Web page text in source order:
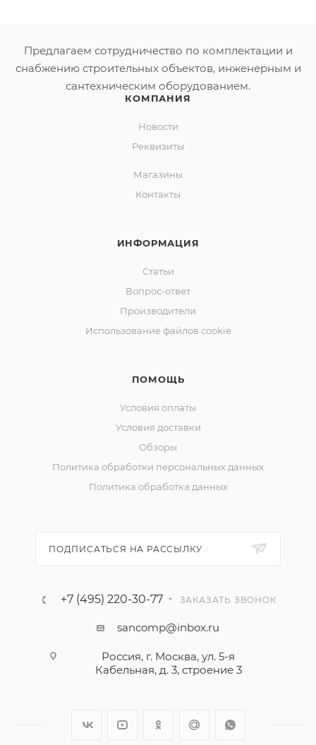
Предлагаем сотрудничество по комплектации и
снабжению строительных объектов, инженерным и
сантехническим оборудованием.
КОМПАНИЯ
Новости
Реквизиты
Магазины
Контакты
ИНФОРМАЦИЯ
Статьи
Вопрос-ответ
Производители
Использование файлов cookie
ПОМОЩЬ
Условия оплаты
Условия доставки
Обзоры
Политика обработки персональных данных
Политика обработка данных
ПОДПИСАТЬСЯ НА РАССЫЛКУ
+7 (495) 220-30-77 ЗАКАЗАТЬ ЗВОНОК
sancomp@inbox.ru
Россия, г. Москва, ул. 5-я
Кабельная, д. 3, строение 3